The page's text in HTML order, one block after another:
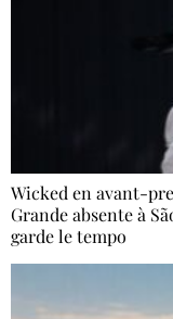
Wicked en avant-
Grande absente à
garde le tempo